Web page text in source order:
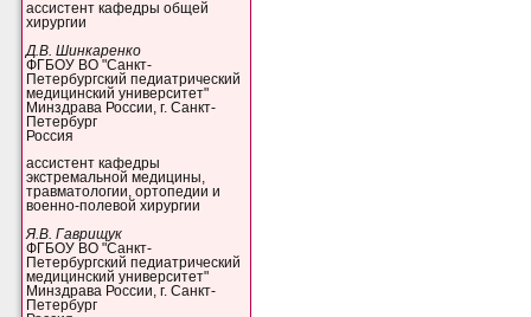
ассистент кафедры общей
хирургии
Д.В. Шинкаренко
ФГБОУ ВО "Санкт-
Петербургский педиатрический
медицинский университет"
Минздрава России, г. Санкт-
Петербург
Россия
ассистент кафедры
экстремальной медицины,
травматологии, ортопедии и
военно-полевой хирургии
Я.В. Гаврищук
ФГБОУ ВО "Санкт-
Петербургский педиатрический
медицинский университет"
Минздрава России, г. Санкт-
Петербург